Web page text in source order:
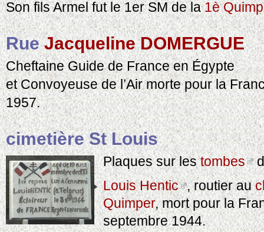
Son fils Armel fut le 1er SM de la1è
RueJacqueline DOMERGUE
Cheftaine Guide de France en Égypte
et Convoyeuse de l’Air morte pour la
1957.
cimetière St Louis
Plaques sur lestombes
Louis Hentic , routier au
Quimper, mort pour la
septembre 1944.